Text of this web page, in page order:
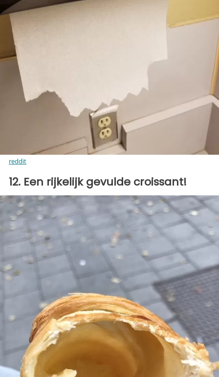
reddit
12. Een rijkelijk gevulde croissant!